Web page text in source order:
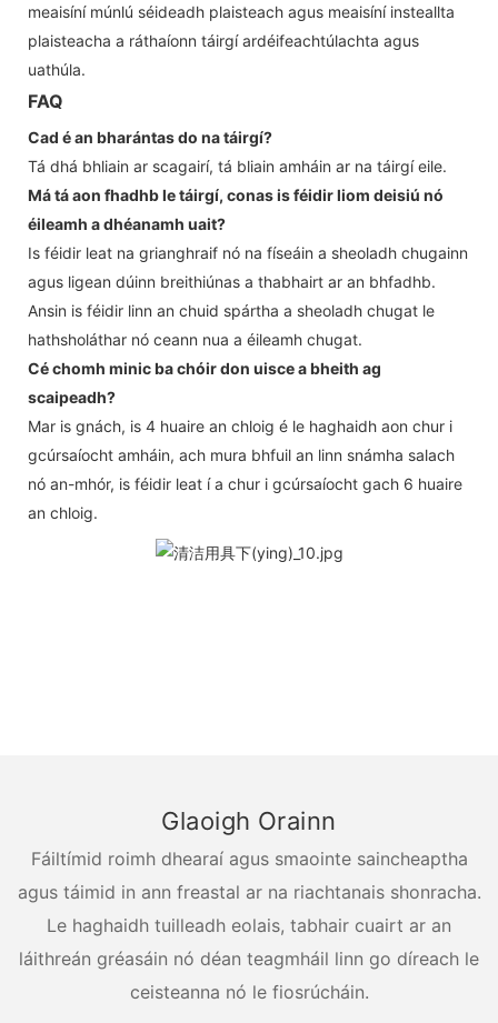
meaisíní múnlú séideadh plaisteach agus meaisíní insteallta
plaisteacha a ráthaíonn táirgí ardéifeachtúlachta agus
uathúla.
FAQ
Cad é an bharántas do na táirgí?
Tá dhá bhliain ar scagairí, tá bliain amháin ar na táirgí eile.
Má tá aon fhadhb le táirgí, conas is féidir liom deisiú nó
éileamh a dhéanamh uait?
Is féidir leat na grianghraif nó na físeáin a sheoladh chugainn
agus ligean dúinn breithiúnas a thabhairt ar an bhfadhb.
Ansin is féidir linn an chuid spártha a sheoladh chugat le
hathsholáthar nó ceann nua a éileamh chugat.
Cé chomh minic ba chóir don uisce a bheith ag
scaipeadh?
Mar is gnách, is 4 huaire an chloig é le haghaidh aon chur i
gcúrsaíocht amháin, ach mura bhfuil an linn snámha salach
nó an-mhór, is féidir leat í a chur i gcúrsaíocht gach 6 huaire
an chloig.
Glaoigh Orainn
Fáiltímid roimh dhearaí agus smaointe saincheaptha
agus táimid in ann freastal ar na riachtanais shonracha.
Le haghaidh tuilleadh eolais, tabhair cuairt ar an
láithreán gréasáin nó déan teagmháil linn go díreach le
ceisteanna nó le fiosrúcháin.